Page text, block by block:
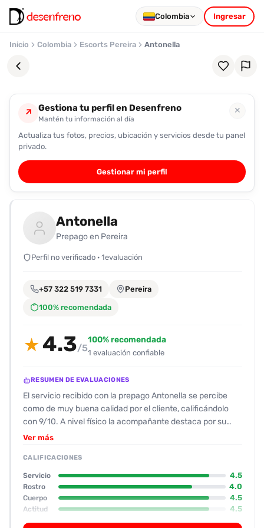
Colombia Ingresar
Inicio Colombia Escorts Pereira Antonella
Favoritos
Pronto
podrás
registrarte
guardar
favoritas
para
fácilmente.
↗ Gestiona tu perfil en Desenfreno
Mantén tu información al día
✕
Actualiza tus fotos, precios, ubicación y servicios desde tu panel
privado.
Gestionar mi perfil
Antonella
Prepago en Pereira
Perfil no verificado · 1evaluación
+57 322 519 7331 Pereira
100% recomendada
★ 4.3/5
100% recomendada
1 evaluación confiable
RESUMEN DE EVALUACIONES
El servicio recibido con la prepago Antonella se percibe
como de muy buena calidad por el cliente, calificándolo
con 9/10. A nivel físico la acompañante destaca por su
tonificación, piernas y abdomen, con senos operados de
describe como 1.60 m de estatura, con apariencia
atractiva y “deliciosos” besos y sexo oral natural. El trato
inicial es amable, la respuesta es rápida y la atención es en
un apartamento bonito; sin embargo, se menciona una
conducta distraída al atender mensajes de su novio
durante la sesión, lo que se percibe como un punto
Ver más
CALIFICACIONES
Servicio 4.5
Rostro 4.0
Cuerpo 4.5
Actitud 4.5